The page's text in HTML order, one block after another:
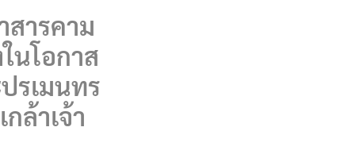
ารคาม
นโอกาส
รเมนทร
ล้าเจ้า